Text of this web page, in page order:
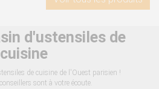
d'ustensiles de
cuisine
de cuisine de l'Ouest parisien !
sont à votre écoute.